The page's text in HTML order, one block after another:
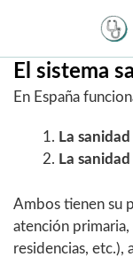
contenido
El sistema
En España
La
La
Ambos tienen su
atención primaria,
residencias, etc.),